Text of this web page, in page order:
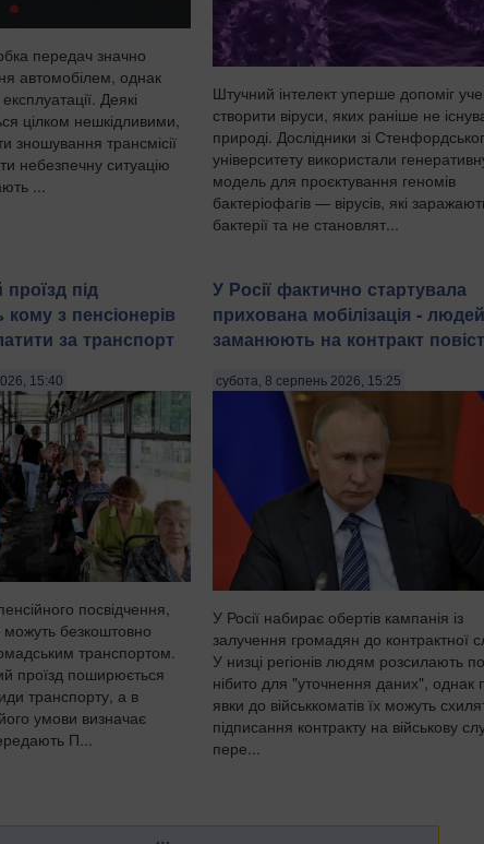
передач значно
автомобілем, однак
Деякі
цілком нешкідливими,
зношування трансмісії
небезпечну ситуацію
...
Штучний інтелект уперше допоміг
створити віруси, яких раніше не
природі. Дослідники зі
університету використали
модель для проєктування геномів
бактеріофагів — вірусів, які
бактерії та не становлят...
під
з пенсіонерів
за транспорт
15:40
посвідчення,
можуть безкоштовно
транспортом.
проїзд поширюється
транспорту, а в
умови визначає
П...
У Росії фактично стартувала
прихована мобілізація - людей
заманюють на контракт
субота, 8 серпень 2026, 15:25
У Росії набирає обертів кампанія із
залучення громадян до контрактної
У низці регіонів людям розсилають
нібито для "уточнення даних", однак
явки до військкоматів їх можуть
підписання контракту на військову
пере...